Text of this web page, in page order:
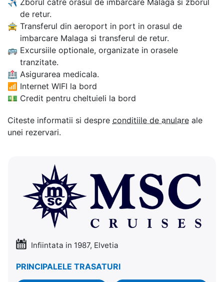
✈ Zborul catre orasul de imbarcare Malaga si zborul
de retur.
🚖 Transferul din aeroport in port in orasul de
imbarcare Malaga si transferul de retur.
🚌 Excursiile optionale, organizate in orasele
tranzitate.
🏥 Asigurarea medicala.
📶 Internet WIFI la bord
💵 Credit pentru cheltuieli la bord
Citeste informatii si despre conditiile de anulare ale
unei rezervari.
Infiintata in 1987, Elvetia
PRINCIPALELE TRASATURI